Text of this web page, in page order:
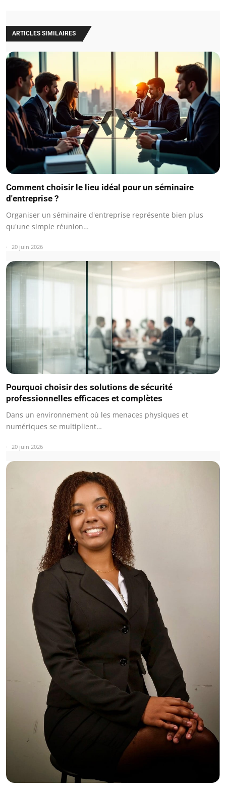
ARTICLES SIMILAIRES
Comment choisir le lieu idéal pour un séminaire
d'entreprise ?
Organiser un séminaire d'entreprise représente bien plus
qu'une simple réunion…
20 juin 2026
Pourquoi choisir des solutions de sécurité
professionnelles efficaces et complètes
Dans un environnement où les menaces physiques et
numériques se multiplient…
20 juin 2026